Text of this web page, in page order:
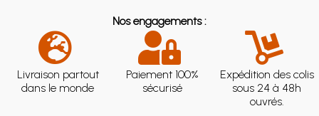
Nos engagements :
Livraison partout
dans le monde
Paiement 100%
sécurisé
Expédition des colis
sous 24 à 48h
ouvrés.